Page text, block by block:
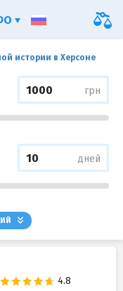
истории в Херсоне
грн
дней